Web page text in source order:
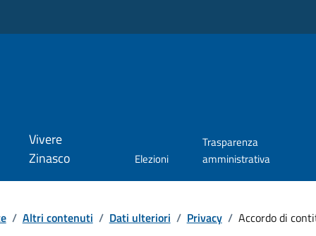
Vivere
Zinasco
Elezioni
Trasparenza
amministrativa
/ Altri contenuti / Dati ulteriori / Privacy / Accordo di